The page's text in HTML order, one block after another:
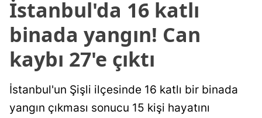
İstanbul'da 16 katlı
binada yangın! Can
kaybı 27'e çıktı
İstanbul'un Şişli ilçesinde 16 katlı bir binada
yangın çıkması sonucu 15 kişi hayatını